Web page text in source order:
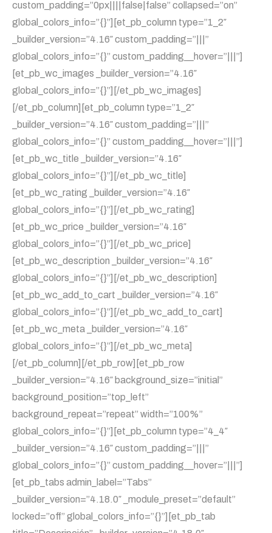
custom_padding=”0px||||false|false” collapsed=”on”
global_colors_info=”{}”][et_pb_column type=”1_2″
_builder_version=”4.16″ custom_padding=”|||”
global_colors_info=”{}” custom_padding__hover=”|||”]
[et_pb_wc_images _builder_version=”4.16″
global_colors_info=”{}”][/et_pb_wc_images]
[/et_pb_column][et_pb_column type=”1_2″
_builder_version=”4.16″ custom_padding=”|||”
global_colors_info=”{}” custom_padding__hover=”|||”]
[et_pb_wc_title _builder_version=”4.16″
global_colors_info=”{}”][/et_pb_wc_title]
[et_pb_wc_rating _builder_version=”4.16″
global_colors_info=”{}”][/et_pb_wc_rating]
[et_pb_wc_price _builder_version=”4.16″
global_colors_info=”{}”][/et_pb_wc_price]
[et_pb_wc_description _builder_version=”4.16″
global_colors_info=”{}”][/et_pb_wc_description]
[et_pb_wc_add_to_cart _builder_version=”4.16″
global_colors_info=”{}”][/et_pb_wc_add_to_cart]
[et_pb_wc_meta _builder_version=”4.16″
global_colors_info=”{}”][/et_pb_wc_meta]
[/et_pb_column][/et_pb_row][et_pb_row
_builder_version=”4.16″ background_size=”initial”
background_position=”top_left”
background_repeat=”repeat” width=”100%”
global_colors_info=”{}”][et_pb_column type=”4_4″
_builder_version=”4.16″ custom_padding=”|||”
global_colors_info=”{}” custom_padding__hover=”|||”]
[et_pb_tabs admin_label=”Tabs”
_builder_version=”4.18.0″ _module_preset=”default”
locked=”off” global_colors_info=”{}”][et_pb_tab